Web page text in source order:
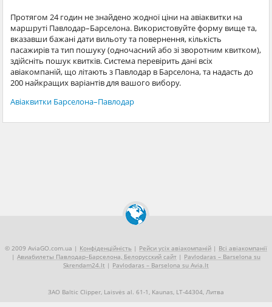
Протягом 24 годин не знайдено жодної ціни на авіаквитки на
маршруті Павлодар–Барселона. Використовуйте форму вище та,
вказавши бажані дати вильоту та повернення, кількість
пасажирів та тип пошуку (одночасний або зі зворотним квитком),
здійсніть пошук квитків. Система перевірить дані всіх
авіакомпаній, що літають з Павлодар в Барселона, та надасть до
200 найкращих варіантів для вашого вибору.
Авіаквитки Барселона–Павлодар
© 2009 AviaGO.com.ua | Конфіденційність | Рейси усіх авіакомпаній | Всі авіакомпанії
| Авиабилеты Павлодар–Барселона, Белорусский сайт | Pavlodaras – Barselona su
Skrendam24.lt | Pavlodaras – Barselona su Avia.lt
ЗАО Baltic Clipper, Laisvės al. 61-1, Kaunas, LT-44304, Литва